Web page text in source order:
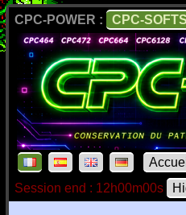
CPC-POWER : CPC-SOFTS
Session end : 12h00m00s